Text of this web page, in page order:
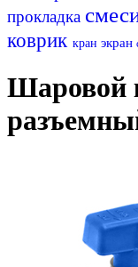
прокладка
коврик кран экран
Шаровой